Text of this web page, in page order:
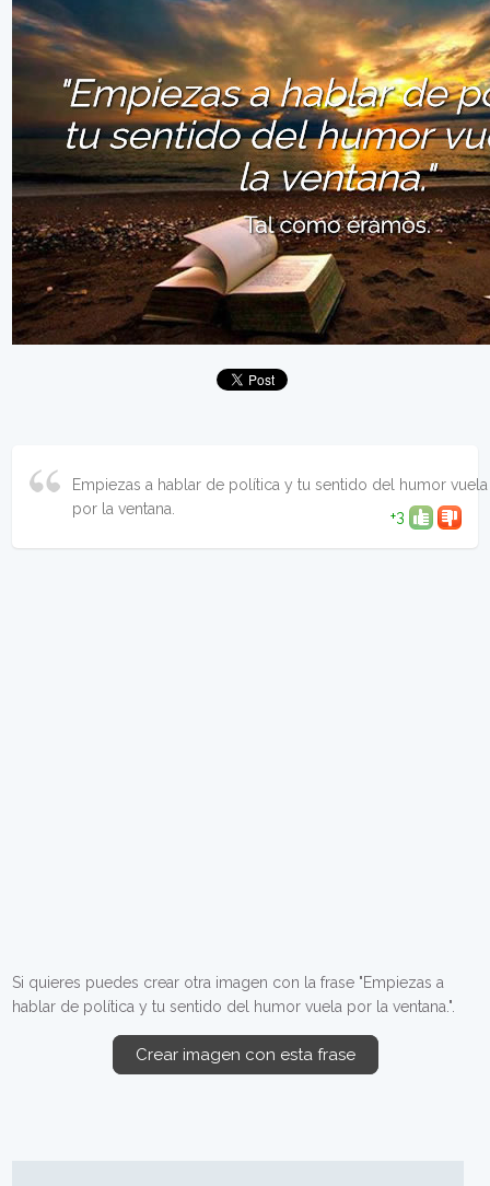
Empiezas a hablar de política y tu sentido del humor vuela
por la ventana.
+3
Si quieres puedes crear otra imagen con la frase "Empiezas a
hablar de política y tu sentido del humor vuela por la ventana.".
Crear imagen con esta frase